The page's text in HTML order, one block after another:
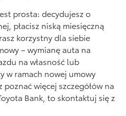
prosta: decydujesz o
płacisz niską miesięczną
korzystny dla siebie
– wymianę auta na
na własność lub
w ramach nowej umowy
więcej szczegółów na
Bank, to skontaktuj się z